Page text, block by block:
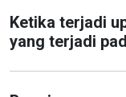
Ketika terjadi
yang terjadi